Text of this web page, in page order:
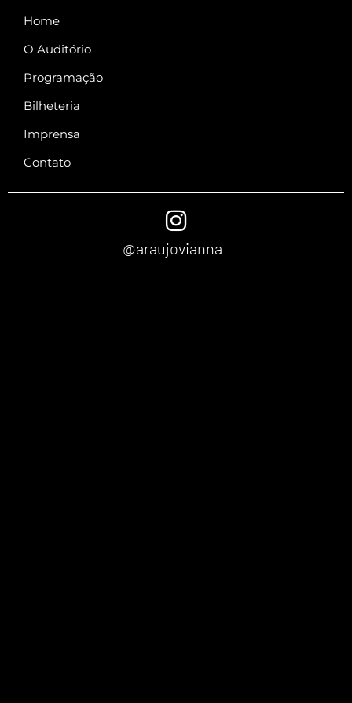
Home
O Auditório
Programação
Bilheteria
Imprensa
Contato
@araujovianna_